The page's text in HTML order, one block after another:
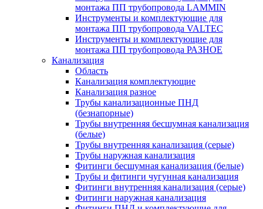
монтажа ПП трубопровода LAMMIN
Инструменты и комплектующие для
монтажа ПП трубопровода VALTEC
Инструменты и комплектующие для
монтажа ПП трубопровода РАЗНОЕ
Канализация
Область
Канализация комплектующие
Канализация разное
Трубы канализационные ПНД
(безнапорные)
Трубы внутренняя бесшумная канализация
(белые)
Трубы внутренняя канализация (серые)
Трубы наружная канализация
Фитинги бесшумная канализация (белые)
Трубы и фитинги чугунная канализация
Фитинги внутренняя канализация (серые)
Фитинги наружная канализация